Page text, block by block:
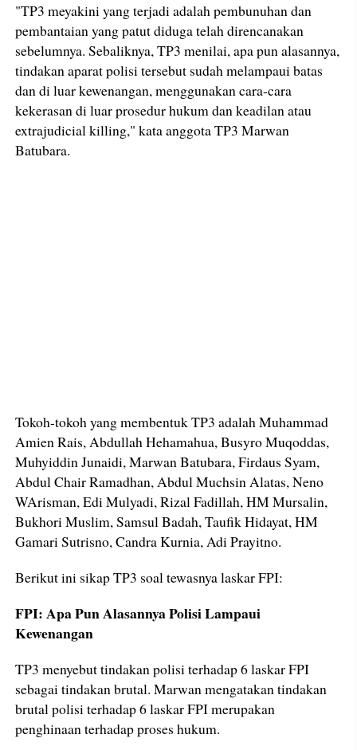
"TP3 meyakini yang terjadi adalah pembunuhan dan
pembantaian yang patut diduga telah direncanakan
sebelumnya. Sebaliknya, TP3 menilai, apa pun alasannya,
tindakan aparat polisi tersebut sudah melampaui batas
dan di luar kewenangan, menggunakan cara-cara
kekerasan di luar prosedur hukum dan keadilan atau
extrajudicial killing," kata anggota TP3 Marwan
Batubara.
Tokoh-tokoh yang membentuk TP3 adalah Muhammad
Amien Rais, Abdullah Hehamahua, Busyro Muqoddas,
Muhyiddin Junaidi, Marwan Batubara, Firdaus Syam,
Abdul Chair Ramadhan, Abdul Muchsin Alatas, Neno
WArisman, Edi Mulyadi, Rizal Fadillah, HM Mursalin,
Bukhori Muslim, Samsul Badah, Taufik Hidayat, HM
Gamari Sutrisno, Candra Kurnia, Adi Prayitno.
Berikut ini sikap TP3 soal tewasnya laskar FPI:
FPI: Apa Pun Alasannya Polisi Lampaui
Kewenangan
TP3 menyebut tindakan polisi terhadap 6 laskar FPI
sebagai tindakan brutal. Marwan mengatakan tindakan
brutal polisi terhadap 6 laskar FPI merupakan
penghinaan terhadap proses hukum.